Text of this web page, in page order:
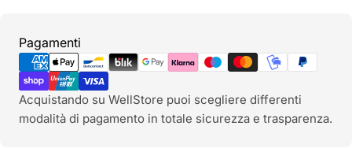
Pagamenti
Metodi
di
pagamento
Acquistando su WellStore puoi scegliere differenti
modalità di pagamento in totale sicurezza e trasparenza.